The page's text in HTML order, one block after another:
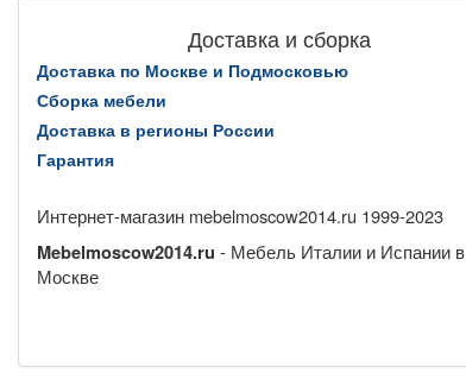
Доставка и сборка
Доставка по Москве и Подмосковью
Сборка мебели
Доставка в регионы России
Гарантия
Интернет-магазин mebelmoscow2014.ru 1999-2023
Mebelmoscow2014.ru - Мебель Италии и Испании в
Москве